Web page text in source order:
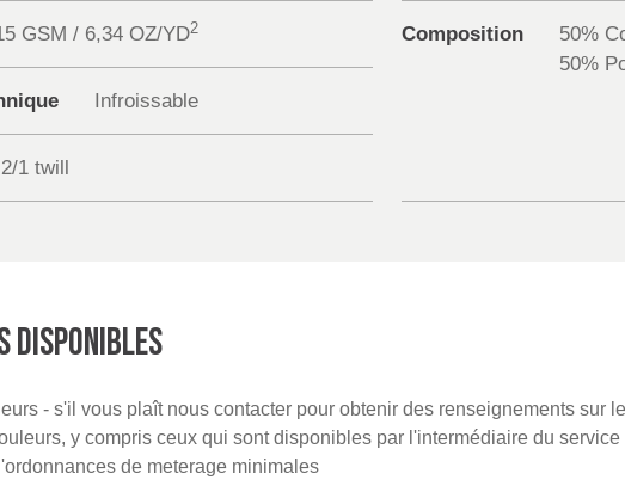
GSM / 6,34 OZ/YD2
Infroissable
2/1 twill
Composition
50%
50%
DISPONIBLES
- s'il vous plaît nous contacter pour obtenir des renseignements sur
y compris ceux qui sont disponibles par l'intermédiaire du
de meterage minimales